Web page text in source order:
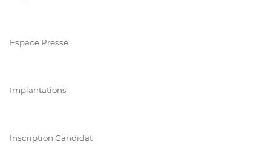
Espace Presse
Implantations
Inscription Candidat